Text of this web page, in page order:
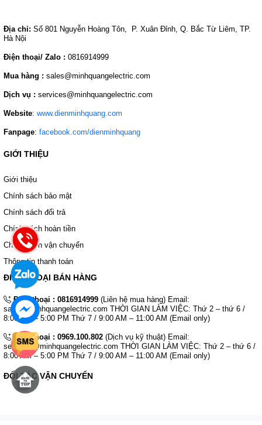
Địa chỉ: Số 801 Nguyễn Hoàng Tôn, P. Xuân Đỉnh, Q. Bắc Từ Liêm, TP.
Hà Nội
Điện thoại/ Zalo : 0816914999
Mua hàng : sales@minhquangelectric.com
Dịch vụ : services@minhquangelectric.com
Website: www.dienminhquang.com
Fanpage: facebook.com/dienminhquang
GIỚI THIỆU
Giới thiệu
Chính sách bảo mật
Chính sách đổi trả
Chính sách hoàn tiền
Chính sách vận chuyển
Thông tin thanh toán
ĐIỆN THOẠI BÁN HÀNG
Điện thoại : 0816914999 (Liên hệ mua hàng) Email:
sales@minhquangelectric.com THỜI GIAN LÀM VIỆC: Thứ 2 – thứ 6 /
8:00 AM – 5:00 PM Thứ 7 / 9:00 AM – 11:00 AM (Email only)
Điện thoại : 0969.100.802 (Dịch vụ kỹ thuật) Email:
services@minhquangelectric.com THỜI GIAN LÀM VIỆC: Thứ 2 – thứ 6 /
8:00 AM – 5:00 PM Thứ 7 / 9:00 AM – 11:00 AM (Email only)
ĐỐI TÁC VẬN CHUYỂN